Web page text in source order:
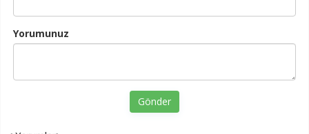
Yorumunuz
Gönder